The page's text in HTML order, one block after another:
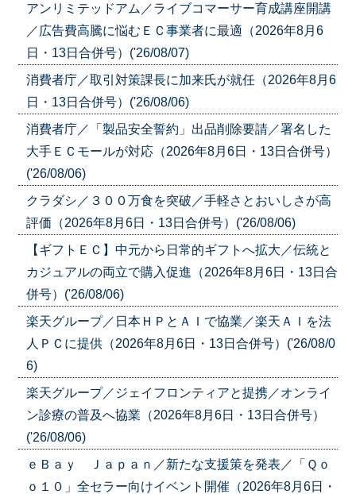
アンリミテッドアム／ライブコマーサー育成講座開講
／広告費高騰に悩むＥＣ事業者に最適（2026年8月6
日・13日合併号）('26/08/07)
消費者庁／取引対策課長に加来氏が就任（2026年8月6
日・13日合併号）('26/08/06)
消費者庁／「製品安全誓約」出品削除要請／署名した
大手ＥＣモールが対応（2026年8月6日・13日合併号）
('26/08/06)
クラダシ／３００万食を突破／手軽さとおいしさが高
評価（2026年8月6日・13日合併号）('26/08/06)
【ギフトＥＣ】中元から日常的ギフトへ拡大／伝統と
カジュアルの両立で購入促進（2026年8月6日・13日合
併号）('26/08/06)
楽天グループ／日本ＨＰとＡＩで協業／楽天ＡＩを法
人ＰＣに提供（2026年8月6日・13日合併号）('26/08/0
6)
楽天グループ／ジェイフロンティアと提携／オンライ
ン診療の普及へ協業（2026年8月6日・13日合併号）
('26/08/06)
ｅＢａｙ Ｊａｐａｎ／新たな支援策を発表／「Ｑｏ
ｏ１０」全セラー向けイベント開催（2026年8月6日・